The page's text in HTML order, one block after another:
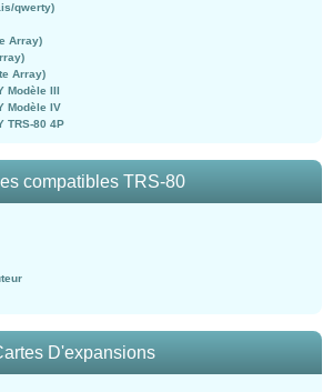
qwerty)
Array)
Array)
Modèle III
Modèle IV
TRS-80 4P
compatibles TRS-80
D'expansions